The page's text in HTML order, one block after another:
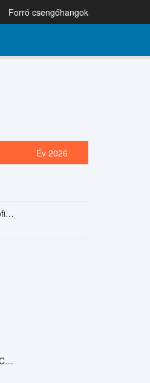
Forró csengőhangok
Év 2026
Le-Professionnel (Der Profi) – Chi Mai
Mindenki Táncol – Majka Curtis, Péter Majoros